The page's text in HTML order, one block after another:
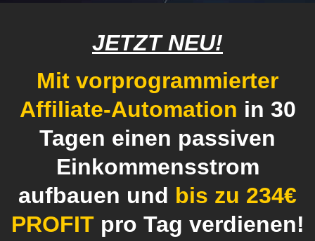
JETZT NEU!
Mit vorprogrammierter
Affiliate-Automation in 30
Tagen einen passiven
Einkommensstrom
aufbauen und bis zu 234€
PROFIT pro Tag verdienen!